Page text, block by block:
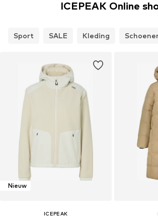
ICEPEAK Online
Sport SALE Kleding
Nieuw
ICEPEAK